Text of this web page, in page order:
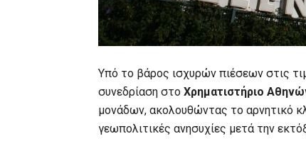
Υπό το βάρος ισχυρών πιέσεων στις
συνεδρίαση στο Χρηματιστήριο
μονάδων, ακολουθώντας το αρνητικό
γεωπολιτικές ανησυχίες μετά την